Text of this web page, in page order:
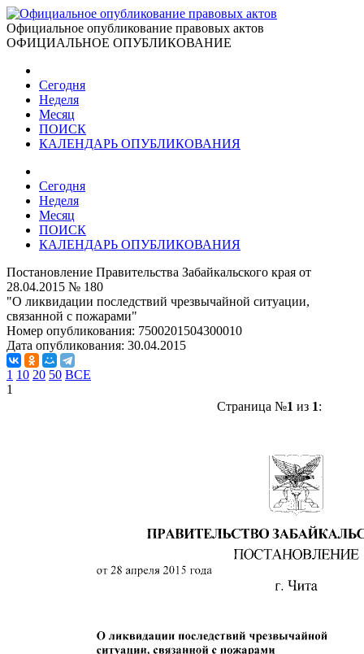
Официальное опубликование правовых актов
ОФИЦИАЛЬНОЕ ОПУБЛИКОВАНИЕ
Сегодня
Неделя
Месяц
ПОИСК
КАЛЕНДАРЬ ОПУБЛИКОВАНИЯ
Сегодня
Неделя
Месяц
ПОИСК
КАЛЕНДАРЬ ОПУБЛИКОВАНИЯ
Постановление Правительства Забайкальского края от
28.04.2015 № 180
"О ликвидации последствий чрезвычайной ситуации,
связанной с пожарами"
Номер опубликования: 7500201504300010
Дата опубликования: 30.04.2015
1 10 20 50 ВСЕ
1
Страница №1 из 1: